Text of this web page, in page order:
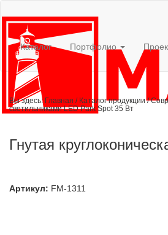
Каталог Портфолио
Вы здесь: Главная / Каталог продукции/
светильниками LED Park Spot 35 Вт
Гнутая
Артикул: FM-1311